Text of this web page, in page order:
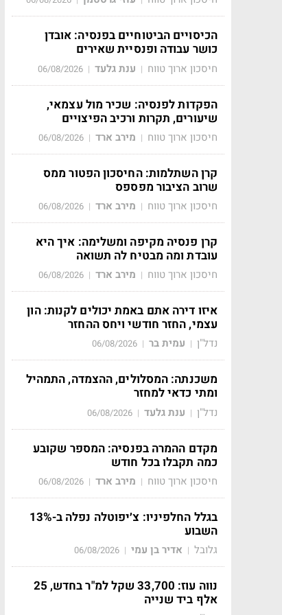
הכיסויים הביטוחיים בפנסיה: אובדן
כושר עבודה ופנסיית שאירים
חיסכון ארוך טווח | ענת גלעד |
06/08/2026
הפקדות לפנסיה: שכיר מול עצמאי,
שיעורים, תקרות ורכיב הפיצויים
חיסכון ארוך טווח | מירב ארד |
06/08/2026
קרן השתלמות: החיסכון הפטור ממס
שרוב הציבור מפספס
חיסכון ארוך טווח | מירב ארד |
06/08/2026
קרן פנסיה מקיפה ומשלימה: איך היא
עובדת ומה מבטיח לה תשואה
חיסכון ארוך טווח | מירב ארד |
06/08/2026
איזו דירה אתם באמת יכולים לקנות: הון
עצמי, החזר חודשי ויחס ההחזר
נדל"ן | עמית בר |
06/08/2026
משכנתה: המסלולים, ההצמדה, התמהיל
ומתי כדאי למחזר
נדל"ן | ענת גלעד |
06/08/2026
מקדם ההמרה בפנסיה: המספר שקובע
כמה תקבלו בכל חודש
חיסכון ארוך טווח | מירב ארד |
06/08/2026
בגלל החלפיניו: צ׳יפוטלה נפלה ב-13%
השבוע
גלובל | אדיר בן עמי |
06/08/2026
נווה עוז: 33,700 שקל למ"ר בחדש, 25
אלף ביד שנייה